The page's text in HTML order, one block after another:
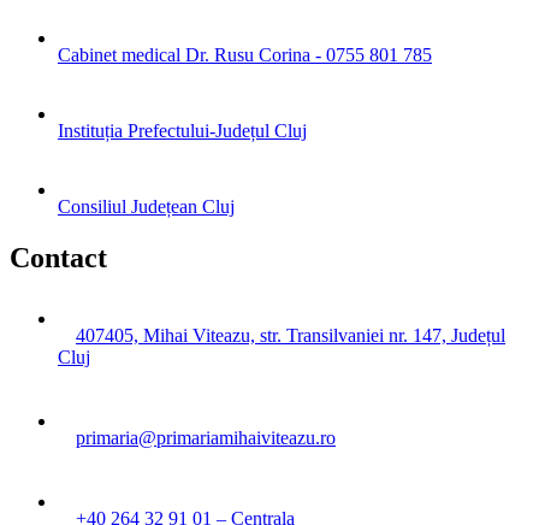
Cabinet medical Dr. Rusu Corina - 0755 801 785
Instituția Prefectului-Județul Cluj
Consiliul Județean Cluj
Contact
407405, Mihai Viteazu, str. Transilvaniei nr. 147, Județul
Cluj
primaria@primariamihaiviteazu.ro
+40 264 32 91 01 – Centrala